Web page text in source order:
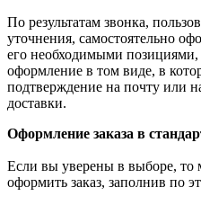
По результатам звонка,
уточнения, самостоятельно
его необходимыми позициями,
оформление в том виде, в
подтверждение на почту или
доставки.
Оформление заказа в
Если вы уверены в выборе, то
оформить заказ, заполнив по